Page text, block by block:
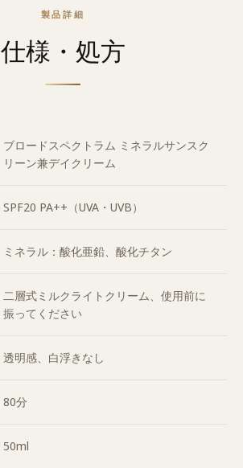
製品詳細
仕様・処方
ブロードスペクトラム ミネラルサンスク
リーン兼デイクリーム
SPF20 PA++（UVA・UVB）
ミネラル：酸化亜鉛、酸化チタン
二層式ミルクライトクリーム、使用前に
振ってください
透明感、白浮きなし
80分
50ml